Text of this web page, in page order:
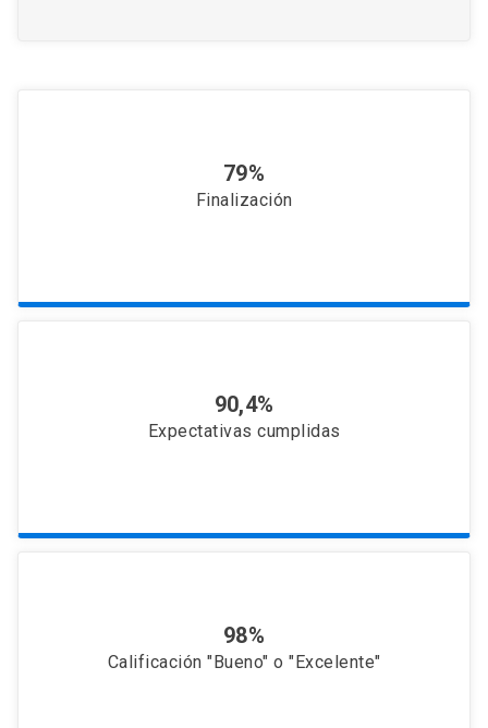
79%
Finalización
90,4%
Expectativas cumplidas
98%
Calificación "Bueno" o "Excelente"